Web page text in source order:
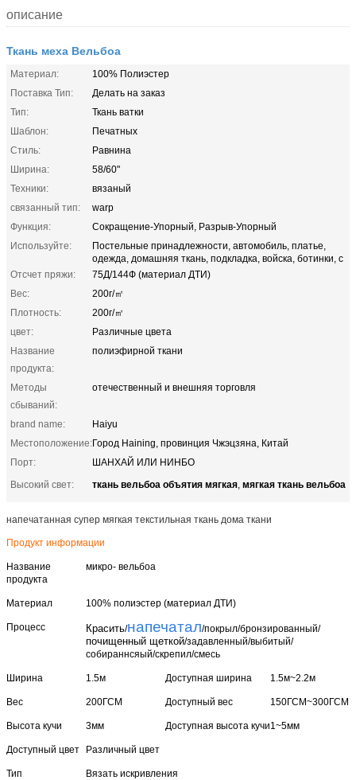
описание
Ткань меха Вельбоа
Материал:
100% Полиэстер
Поставка Тип:
Делать на заказ
Тип:
Ткань ватки
Шаблон:
Печатных
Стиль:
Равнина
Ширина:
58/60"
Техники:
вязаный
связанный тип:
warp
Функция:
Сокращение-Упорный, Разрыв-Упорный
Используйте:
Постельные принадлежности, автомобиль, платье,
одежда, домашняя ткань, подкладка, войска, ботинки, с
Отсчет пряжи:
75Д/144Ф (материал ДТИ)
Вес:
200г/㎡
Плотность:
200г/㎡
цвет:
Различные цвета
Название
продукта:
полиэфирной ткани
Методы
сбываний:
отечественный и внешняя торговля
brand name:
Haiyu
Местоположение:Город Haining, провинция Чжэцзяна, Китай
Порт:
ШАНХАЙ ИЛИ НИНБО
Высокий свет:
ткань вельбоа объятия мягкая, мягкая ткань вельбоа
напечатанная супер мягкая текстильная ткань дома ткани
Продукт информации
Название
продукта
микро- вельбоа
Материал 100% полиэстер (материал ДТИ)
Процесс Красить/напечатал/покрыл/бронзированный/
почищенный щеткой/задавленный/выбитый/
собираннсяый/скрепил/смесь
Ширина 1.5м Доступная ширина 1.5м~2.2м
Вес 200ГСМ Доступный вес 150ГСМ~300ГСМ
Высота кучи 3мм Доступная высота кучи1~5мм
Доступный цвет Различный цвет
Тип Вязать искривления